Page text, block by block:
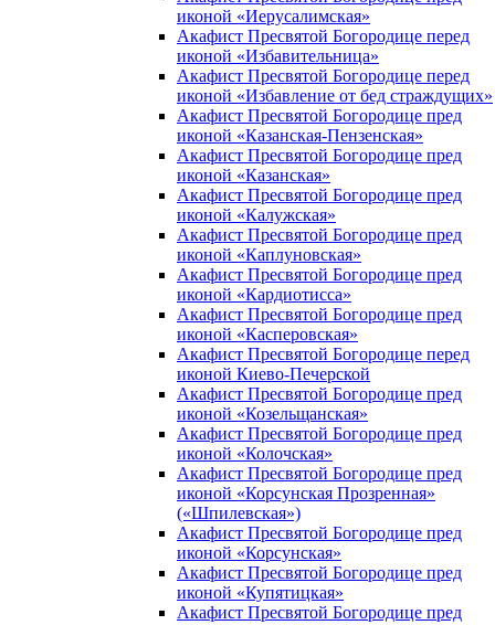
иконой «Иерусалимская»
Акафист Пресвятой Богородице перед
иконой «Избавительница»
Акафист Пресвятой Богородице перед
иконой «Избавление от бед страждущих»
Акафист Пресвятой Богородице пред
иконой «Казанская-Пензенская»
Акафист Пресвятой Богородице пред
иконой «Казанская»
Акафист Пресвятой Богородице пред
иконой «Калужская»
Акафист Пресвятой Богородице пред
иконой «Каплуновская»
Акафист Пресвятой Богородице пред
иконой «Кардиотисса»
Акафист Пресвятой Богородице пред
иконой «Касперовская»
Акафист Пресвятой Богородице перед
иконой Киево-Печерской
Акафист Пресвятой Богородице пред
иконой «Козельщанская»
Акафист Пресвятой Богородице пред
иконой «Колочская»
Акафист Пресвятой Богородице пред
иконой «Корсунская Прозренная»
(«Шпилевская»)
Акафист Пресвятой Богородице пред
иконой «Корсунская»
Акафист Пресвятой Богородице пред
иконой «Купятицкая»
Акафист Пресвятой Богородице пред